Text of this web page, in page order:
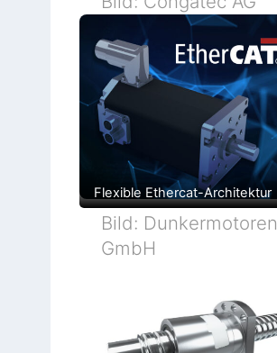
Flexible Ethercat-Architektur
Bild: Dunkermotoren
GmbH